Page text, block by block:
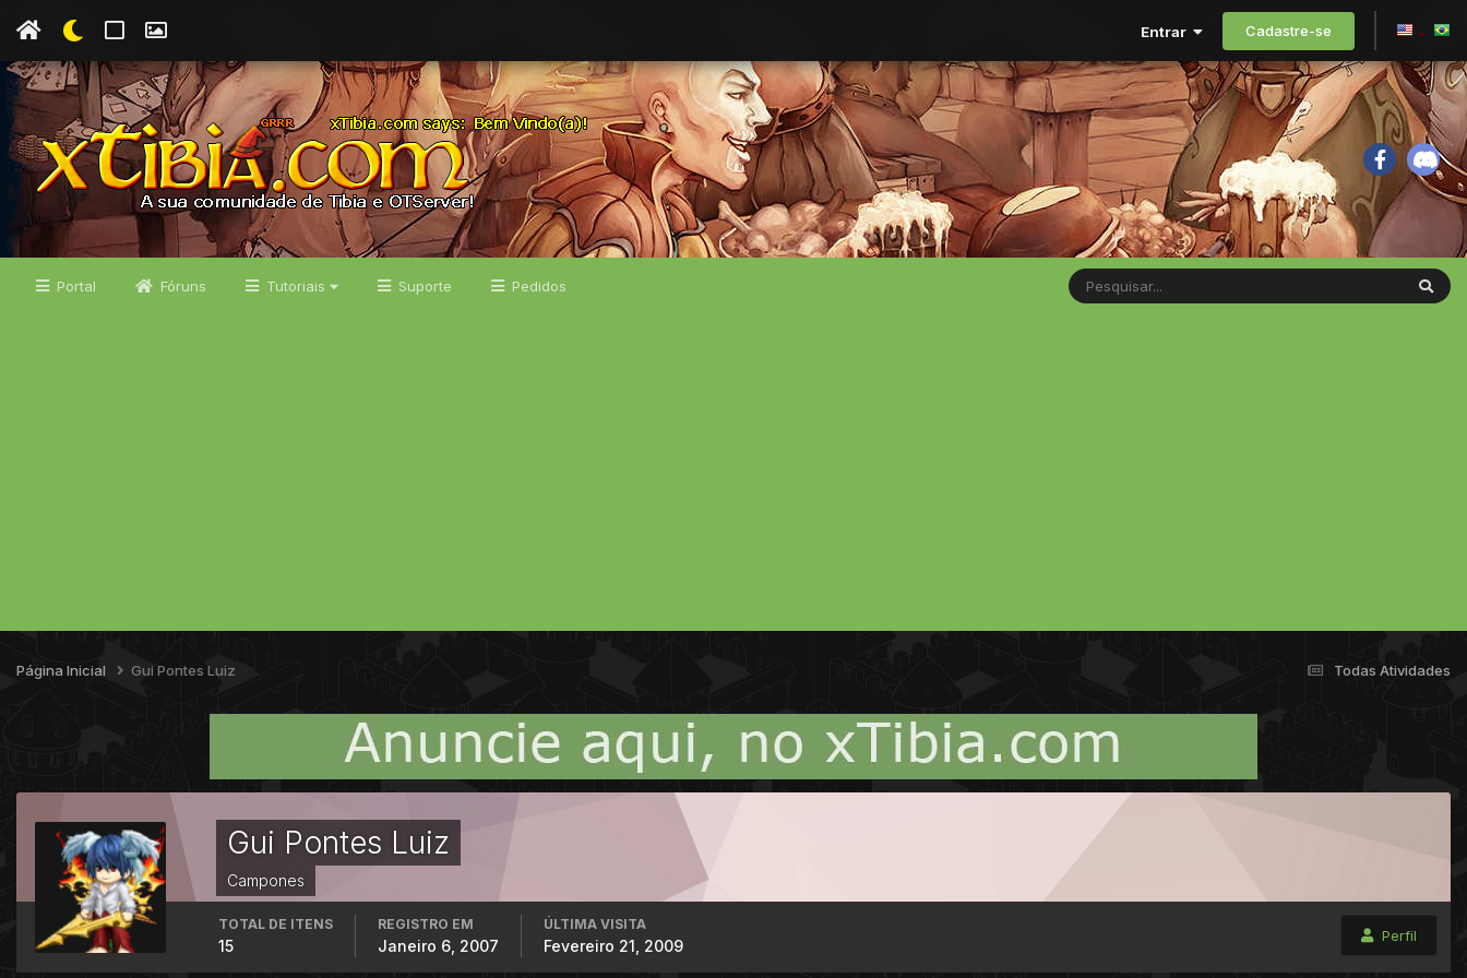
Entrar Cadastre-se
Portal Fóruns Tutoriais Suporte Pedidos
Todas Atividades
Página Inicial Gui Pontes Luiz
Gui Pontes Luiz
Campones
Perfil
TOTAL DE ITENS
15
REGISTRO EM
Janeiro 6, 2007
ÚLTIMA VISITA
Fevereiro 21, 2009